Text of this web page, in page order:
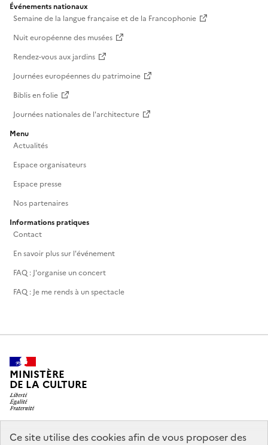
Ce site utilise des cookies afin de vous proposer des
Événements nationaux
Semaine de la langue française et de la Francophonie
Nuit européenne des musées
Rendez-vous aux jardins
Journées européennes du patrimoine
Biblis en folie
Journées nationales de l'architecture
Menu
Actualités
Espace organisateurs
Espace presse
Nos partenaires
Informations pratiques
Contact
En savoir plus sur l'événement
FAQ : J'organise un concert
FAQ : Je me rends à un spectacle
MINISTÈRE
DE LA CULTURE